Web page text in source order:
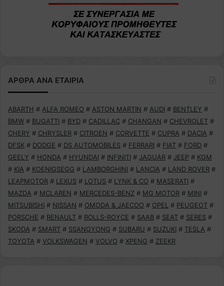
ΑΡΘΡΑ ΑΝΑ ΕΤΑΙΡΙΑ
ABARTH # ALFA ROMEO # ASTON MARTIN # AUDI # BENTLEY #
BMW # BUGATTI # BYD # CADILLAC # CHANGAN # CHEVROLET #
CHERY # CHRYSLER # CITROEN # CORVETTE # CUPRA # DACIA #
DFSK # DODGE # DS AUTOMOBILES # FERRARI # FIAT # FORD #
GEELY # HONDA # HYUNDAI # INFINITI # JAGUAR # JEEP # KGM
# KIA # KOENIGSEGG # LAMBORGHINI # LANCIA # LAND ROVER #
LEAPMOTOR # LEXUS # LOTUS # LYNK & CO # MASERATI #
MAZDA # MCLAREN # MERCEDES-BENZ # MG MOTOR # MINI #
MITSUBISHI # NISSAN # OMODA & JAECOO # OPEL # PEUGEOT #
PORSCHE # RENAULT # ROLLS-ROYCE # SAAB # SEAT # SERES #
SKODA # SMART # SSANGYONG # SUBARU # SUZUKI # TESLA #
TOYOTA # VOLKSWAGEN # VOLVO # XPENG # ZEEKR